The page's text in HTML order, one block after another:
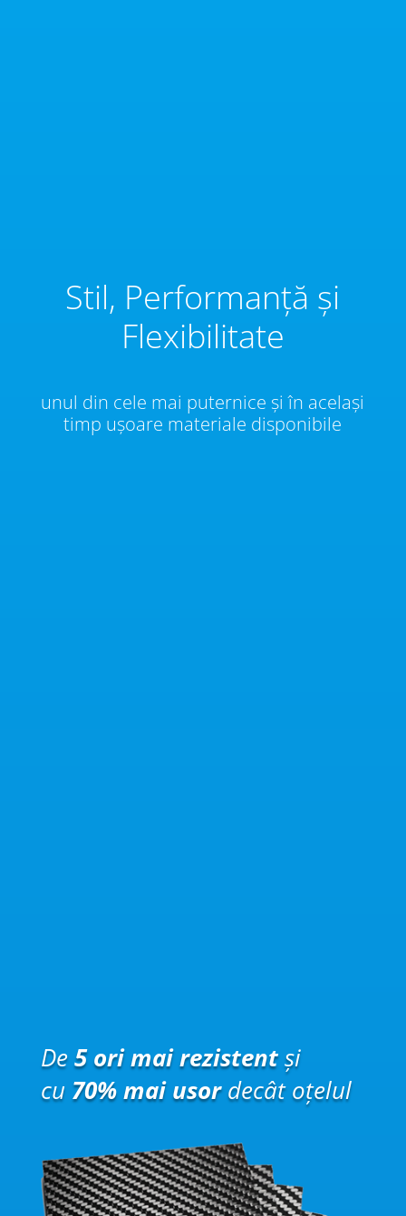
Stil, Performanță și
Flexibilitate
unul din cele mai puternice și în același
timp ușoare materiale disponibile
De5 ori mai rezistentși
cu 70% mai usordecât oțelul